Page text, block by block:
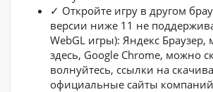
✓ Откройте игру в другом
версии ниже 11 не
WebGL игры): Яндекс Браузер,
здесь, Google Chrome, можно
волнуйтесь, ссылки на
официальные сайты